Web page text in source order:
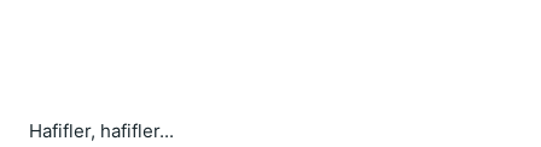
Hafifler, hafifler...